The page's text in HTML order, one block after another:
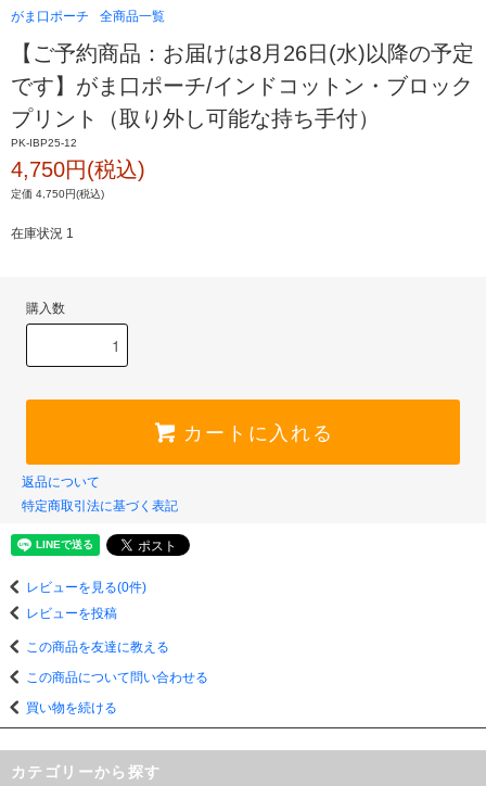
がま口ポーチ 全商品一覧
【ご予約商品：お届けは8月26日(水)以降の予定
です】がま口ポーチ/インドコットン・ブロック
プリント（取り外し可能な持ち手付）
PK-IBP25-12
4,750円(税込)
定価 4,750円(税込)
在庫状況 1
購入数
カートに入れる
返品について
特定商取引法に基づく表記
レビューを見る(0件)
レビューを投稿
この商品を友達に教える
この商品について問い合わせる
買い物を続ける
カテゴリーから探す